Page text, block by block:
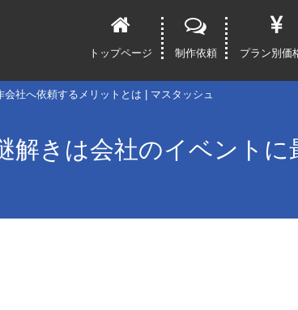
社へ依頼するメリットとは | マスタッシュ
トップページ 制作依頼 プラン別価
解きは会社のイベント